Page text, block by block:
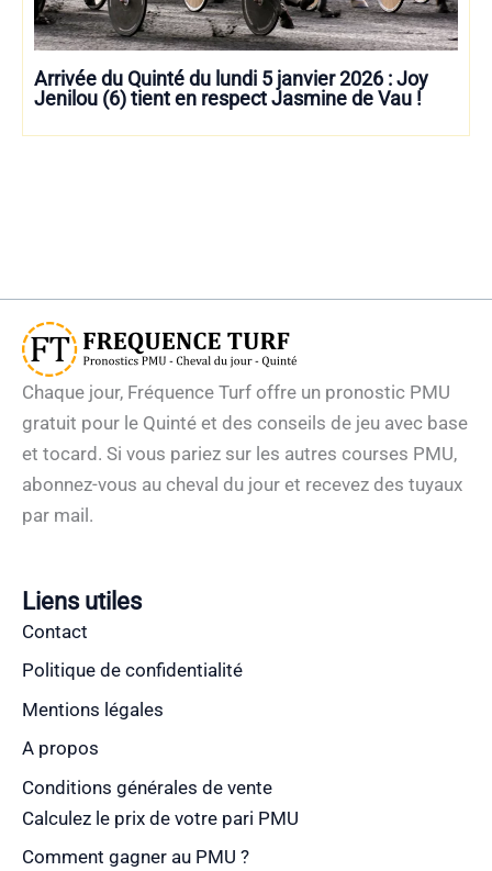
Arrivée du Quinté du lundi 5 janvier 2026 : Joy
Jenilou (6) tient en respect Jasmine de Vau !
Chaque jour, Fréquence Turf offre un pronostic PMU
gratuit pour le Quinté et des conseils de jeu avec base
et tocard. Si vous pariez sur les autres courses PMU,
abonnez-vous au cheval du jour et recevez des tuyaux
par mail.
Liens utiles
Contact
Politique de confidentialité
Mentions légales
A propos
Conditions générales de vente
Calculez le prix de votre pari PMU
Comment gagner au PMU ?